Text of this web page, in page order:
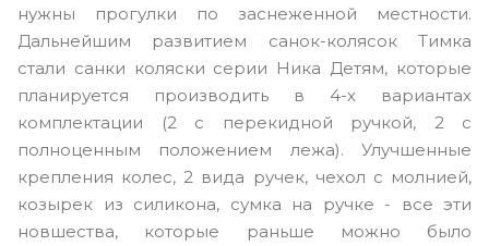
нужны прогулки по заснеженной местности.
Дальнейшим развитием санок-колясок Тимка
стали санки коляски серии Ника Детям, которые
планируется производить в 4-х вариантах
комплектации (2 с перекидной ручкой, 2 с
полноценным положением лежа). Улучшенные
крепления колес, 2 вида ручек, чехол с молнией,
козырек из силикона, сумка на ручке - все эти
новшества, которые раньше можно было